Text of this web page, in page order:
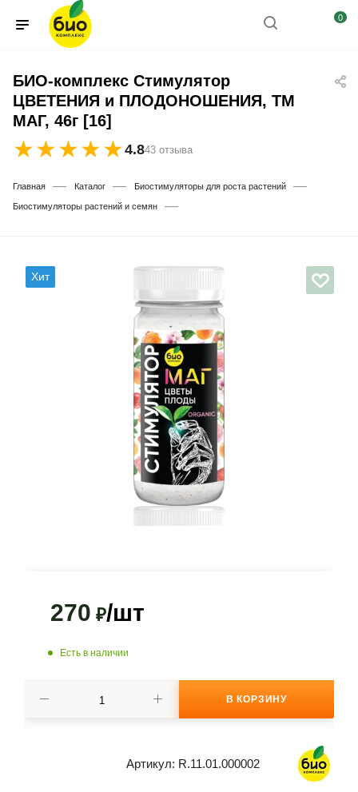
0
БИО-комплекс Стимулятор
ЦВЕТЕНИЯ и ПЛОДОНОШЕНИЯ, ТМ
МАГ, 46г [16]
★★★★★4.843 отзыва
Главная — Каталог — Биостимуляторы для роста растений —
Биостимуляторы растений и семян —
Хит
270 ₽/шт
Есть в наличии
В КОРЗИНУ
Артикул: R.11.01.000002